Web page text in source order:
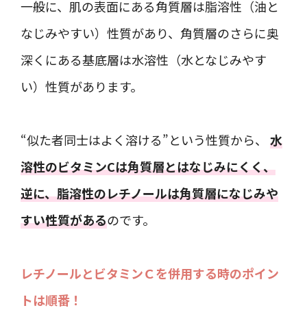
一般に、肌の表面にある角質層は脂溶性（油と
なじみやすい）性質があり、角質層のさらに奥
深くにある基底層は水溶性（水となじみやす
い）性質があります。
“似た者同士はよく溶ける”という性質から、 水
溶性のビタミンCは角質層とはなじみにくく、
逆に、脂溶性のレチノールは角質層になじみや
すい性質があるのです。
レチノールとビタミンＣを併用する時のポイン
トは順番！